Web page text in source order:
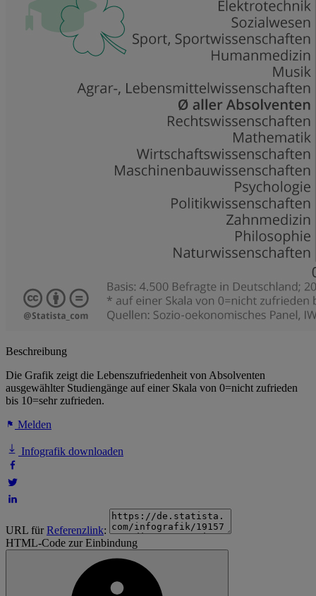
Beschreibung
Die Grafik zeigt die Lebenszufriedenheit von Absolventen
ausgewählter Studiengänge auf einer Skala von 0=nicht zufrieden
bis 10=sehr zufrieden.
Melden
Infografik downloaden
URL fürReferenzlink:
HTML-Code zur Einbindung